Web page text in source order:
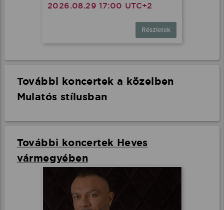
2026.08.29 17:00 UTC+2
Részletek
További koncertek a közelben
Mulatós stílusban
További koncertek Heves
vármegyében